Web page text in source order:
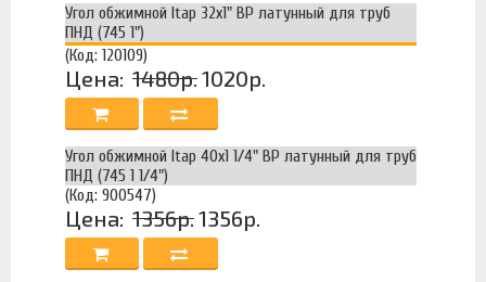
Угол обжимной Itap 32х1" ВР латунный для труб
ПНД (745 1")
(Код: 120109)
Цена: 1480р.1020р.
Угол обжимной Itap 40х1 1/4" ВР латунный для труб
ПНД (745 1 1/4")
(Код: 900547)
Цена: 1356р.1356р.